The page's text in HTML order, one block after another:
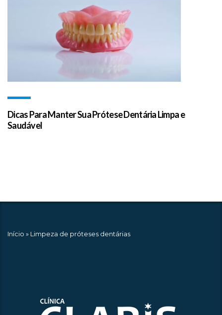
Dicas Para Manter Sua Prótese Dentária Limpa e
Saudável
Início » Limpeza de próteses dentárias